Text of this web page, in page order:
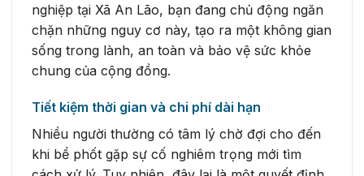
nghiệp tại Xã An Lão, bạn đang chủ động ngăn
chặn những nguy cơ này, tạo ra một không gian
sống trong lành, an toàn và bảo vệ sức khỏe
chung của cộng đồng.
Tiết kiệm thời gian và chi phí dài hạn
Nhiều người thường có tâm lý chờ đợi cho đến
khi bể phốt gặp sự cố nghiêm trọng mới tìm